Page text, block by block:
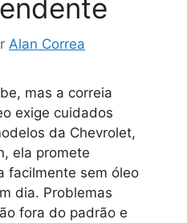
Alan Correa
mas a correia
exige cuidados
da Chevrolet,
ela promete
facilmente sem óleo
dia. Problemas
fora do padrão e